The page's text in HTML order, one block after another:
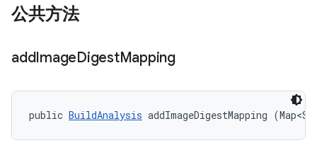
公共方法
addImageDigestMapping
public BuildAnalysis addImageDigestMapping